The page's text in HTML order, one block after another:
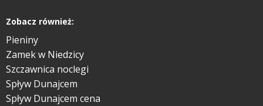
Zobacz również:
Pieniny
Zamek w Niedzicy
Szczawnica noclegi
Spływ Dunajcem
Spływ Dunajcem cena